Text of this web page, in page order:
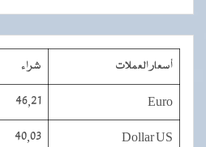
أسعار العملات شراء
Euro
46,21
Dollar US
40,03